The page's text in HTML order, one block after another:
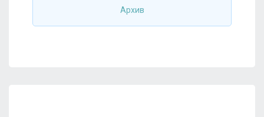
Архив